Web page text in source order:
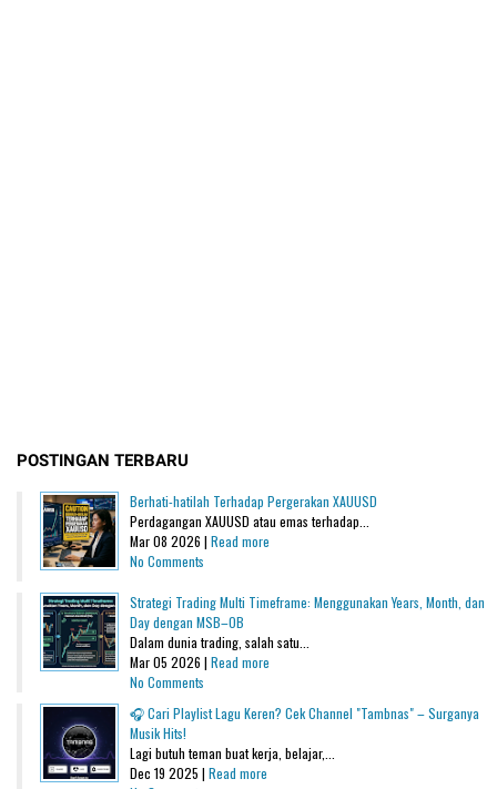
POSTINGAN TERBARU
Berhati-hatilah Terhadap Pergerakan XAUUSD
Perdagangan XAUUSD atau emas terhadap...
Mar 08 2026 | Read more
No Comments
Strategi Trading Multi Timeframe: Menggunakan Years, Month, dan
Day dengan MSB–OB
Dalam dunia trading, salah satu...
Mar 05 2026 | Read more
No Comments
🎧 Cari Playlist Lagu Keren? Cek Channel "Tambnas" – Surganya
Musik Hits!
Lagi butuh teman buat kerja, belajar,...
Dec 19 2025 | Read more